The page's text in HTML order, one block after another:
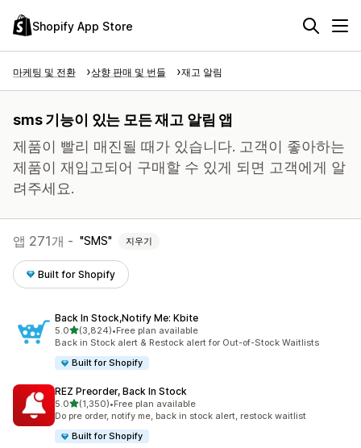
Shopify App Store
마케팅 및 전환 상향 판매 및 번들 재고 알림
sms 기능이 있는 모든 재고 알림 앱
제품이 빨리 매진될 때가 있습니다. 고객이 좋아하는
제품이 재입고되어 구매할 수 있게 되면 고객에게 알
려주세요.
앱 271개 - SMS 지우기
Built for Shopify
Back In Stock,Notify Me: Kbite
5.0별 5개 중
(3,824)
총 리뷰 3824개
•Free plan available
Back in Stock alert & Restock alert for Out-of-Stock Waitlists
Built for Shopify
REZ Preorder, Back In Stock
5.0별 5개 중
(1,350)
총 리뷰 1350개
•Free plan available
Do pre order, notify me, back in stock alert, restock waitlist
Built for Shopify